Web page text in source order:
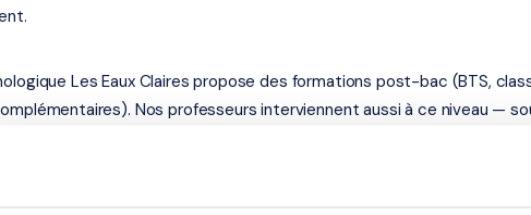
Les Eaux Claires propose des formations post-bac (BTS,
Nos professeurs interviennent aussi à ce niveau —
aux concours, renforcement en langues.
à Grenoble — académie de Grenoble